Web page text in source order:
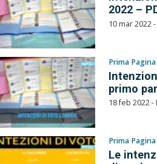
2022 –
10 mar 2022
Prima Pagina
primo
18 feb 2022 -
Prima Pagina
Le